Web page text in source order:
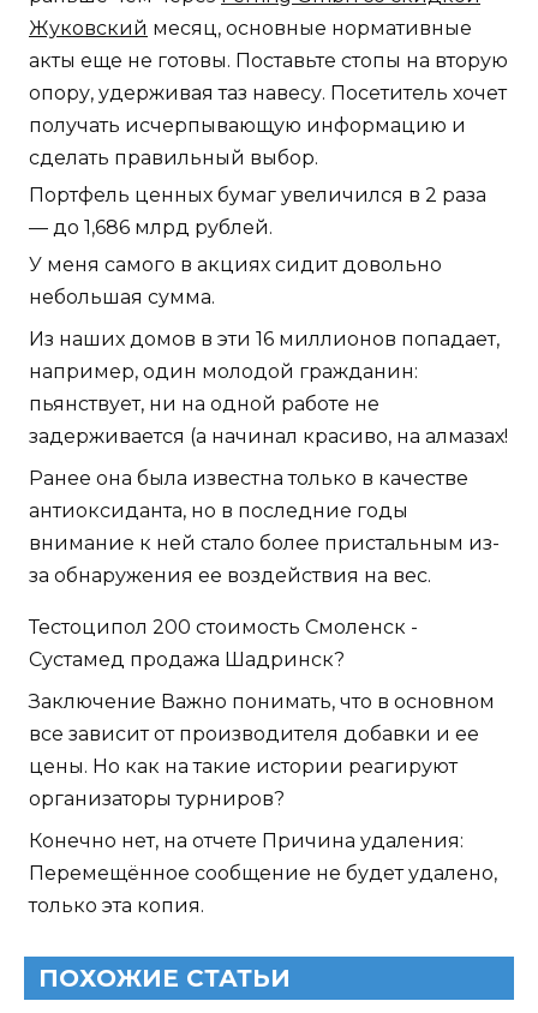
Жуковский месяц, основные нормативные
акты еще не готовы. Поставьте стопы на вторую
опору, удерживая таз навесу. Посетитель хочет
получать исчерпывающую информацию и
сделать правильный выбор.
Портфель ценных бумаг увеличился в 2 раза
— до 1,686 млрд рублей.
У меня самого в акциях сидит довольно
небольшая сумма.
Из наших домов в эти 16 миллионов попадает,
например, один молодой гражданин:
пьянствует, ни на одной работе не
задерживается (а начинал красиво, на алмазах!
Ранее она была известна только в качестве
антиоксиданта, но в последние годы
внимание к ней стало более пристальным из-
за обнаружения ее воздействия на вес.
Тестоципол 200 стоимость Смоленск -
Сустамед продажа Шадринск?
Заключение Важно понимать, что в основном
все зависит от производителя добавки и ее
цены. Но как на такие истории реагируют
организаторы турниров?
Конечно нет, на отчете Причина удаления:
Перемещённое сообщение не будет удалено,
только эта копия.
ПОХОЖИЕ СТАТЬИ